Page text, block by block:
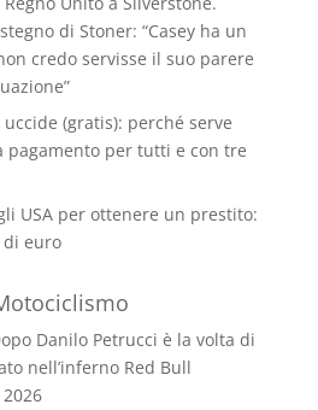
di Stoner: “Casey ha un
credo servisse il suo parere
(gratis): perché serve
pagamento per tutti e con tre
USA per ottenere un prestito:
euro
Danilo Petrucci è la volta di
nell’inferno Red Bull